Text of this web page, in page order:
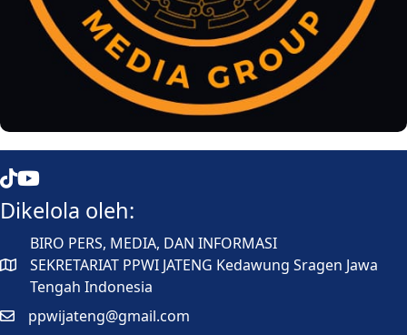
Mata Jateng
Mata Jateng
Dikelola oleh:
BIRO PERS, MEDIA, DAN INFORMASI
SEKRETARIAT PPWI JATENG Kedawung Sragen Jawa
Tengah Indonesia
ppwijateng@gmail.com